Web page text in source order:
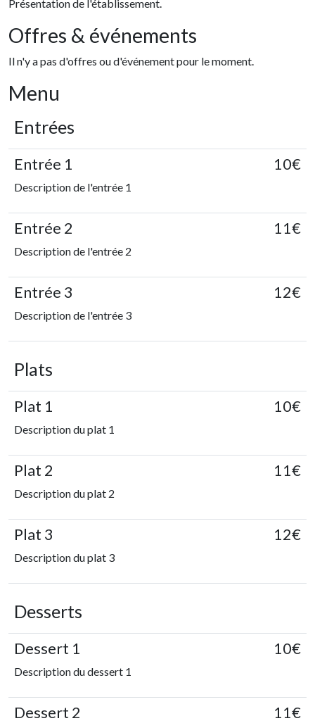
Présentation de l'établissement.
Offres & événements
Il n'y a pas d'offres ou d'événement pour le moment.
Menu
Entrées
Entrée 1
Description de l'entrée 1
10€
Entrée 2
Description de l'entrée 2
11€
Entrée 3
Description de l'entrée 3
12€
Plats
Plat 1
Description du plat 1
10€
Plat 2
Description du plat 2
11€
Plat 3
Description du plat 3
12€
Desserts
Dessert 1
Description du dessert 1
10€
Dessert 2 11€